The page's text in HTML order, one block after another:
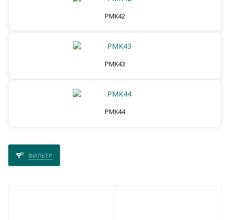
PMK42
PMK43
PMK44
ФИЛЬТР